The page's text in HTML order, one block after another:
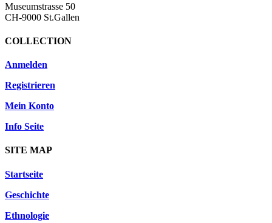
Museumstrasse 50
CH-9000 St.Gallen
COLLECTION
Anmelden
Registrieren
Mein Konto
Info Seite
SITE MAP
Startseite
Geschichte
Ethnologie